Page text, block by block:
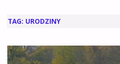
TAG: URODZINY